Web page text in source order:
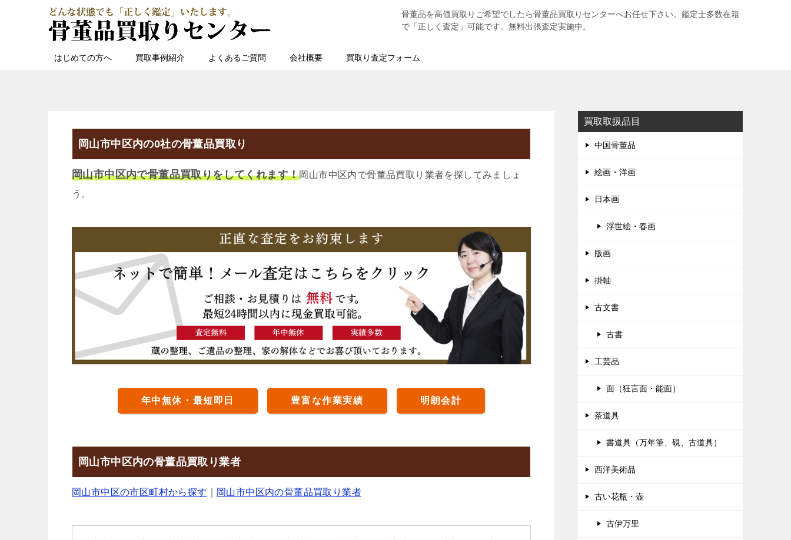
骨董品を高価買取りご希望でしたら骨董品買取りセンターへお任せ下さい。鑑定士多数在籍
で「正しく査定」可能です。無料出張査定実施中。
はじめての方へ 買取事例紹介 よくあるご質問 会社概要 買取り査定フォーム
岡山市中区内の0社の骨董品買取り
岡山市中区内で骨董品買取りをしてくれます！岡山市中区内で骨董品買取り業者を探してみましょ
う。
年中無休・最短即日 豊富な作業実績 明朗会計
岡山市中区内の骨董品買取り業者
岡山市中区の市区町村から探す 岡山市中区内の骨董品買取り業者
買取取扱品目
中国骨董品
絵画・洋画
日本画
浮世絵・春画
版画
掛軸
古文書
古書
工芸品
面（狂言面・能面）
茶道具
書道具（万年筆、硯、古道具）
西洋美術品
古い花瓶・壺
古伊万里